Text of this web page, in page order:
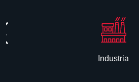
Industria